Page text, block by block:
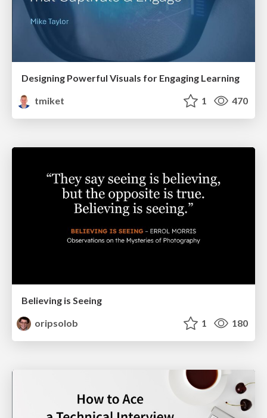
Designing Powerful Visuals for Engaging Learning
tmiket
1 470
Believing is Seeing
oripsolob
1 180